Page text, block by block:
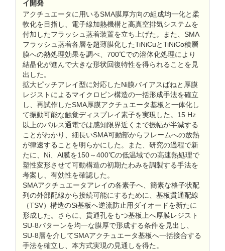
イ開発
アクチュエータに用いるSMA膜厚方向の組成均一化と柔
軟化を目指し、電子線加熱機構と高真空排気システムを
付加したフラッシュ蒸着装置を立ち上げた。また、SMA
フラッシュ蒸着各層を超薄膜化したTiNiCuとTiNiCo積層
膜への熱処理効果を調べ、700℃での溶体化処理により
結晶化が進んで大きな形状回復特性を得られることを見
出した。
拡大ピッチアレイ型に対応したNi膜バイアスばねと厚膜
レジストによるマイクロピン構造の一括形成手法を確立
し、再試作したSMA厚膜アクチュエータ基板と一体化し
て振動可能な触覚ディスプレイ素子を実現した。15 Hz
以上のパルス通電では感知限界近くまで振幅が半減する
ことがわかり、細長いSMA可動部からフレームへの放熱
が律速することを明らかにした。また、研究の過程で新
たに、Ni、Al膜を150～400℃の低温域での高速熱処理で
塑性変形させて可動構造の初期たわみを調製する手法を
考案し、有効性を確認した。
SMAアクチュエータアレイの各素子へ、簡素な格子状配
列の外部配線から接続可能にするために、基板貫通配線
（TSV）構造のSi基板へ逆流防止用ダイオードを新たに
形成した。さらに、貫通孔をもつ基板上へ厚膜レジスト
SU-8パターンを均一な膜厚で形成する条件を見出し、
SU-8層を介してSMAアクチュエータ基板へ一括接合する
手法を確立し、本方式実現の見通しを得た。